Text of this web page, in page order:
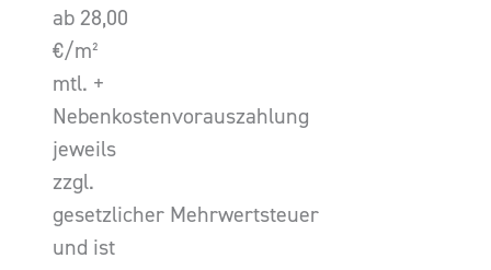
ab 28,00
€/m²
mtl. +
Nebenkostenvorauszahlung
jeweils
zzgl.
gesetzlicher Mehrwertsteuer
und ist